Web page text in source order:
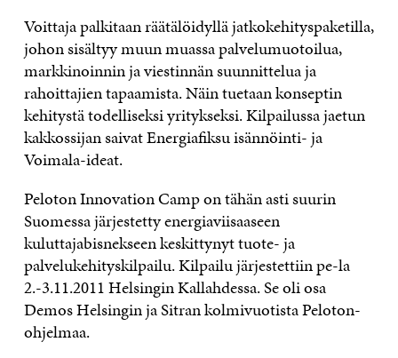
Voittaja palkitaan räätälöidyllä jatkokehityspaketilla,
johon sisältyy muun muassa palvelumuotoilua,
markkinoinnin ja viestinnän suunnittelua ja
rahoittajien tapaamista. Näin tuetaan konseptin
kehitystä todelliseksi yritykseksi. Kilpailussa jaetun
kakkossijan saivat Energiafiksu isännöinti- ja
Voimala-ideat.
Peloton Innovation Camp on tähän asti suurin
Suomessa järjestetty energiaviisaaseen
kuluttajabisnekseen keskittynyt tuote- ja
palvelukehityskilpailu. Kilpailu järjestettiin pe-la
2.-3.11.2011 Helsingin Kallahdessa. Se oli osa
Demos Helsingin ja Sitran kolmivuotista Peloton-
ohjelmaa.